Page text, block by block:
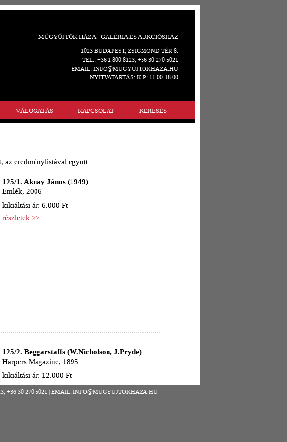
MŰGYŰJTŐK HÁZA - GALÉRIA ÉS AUKCIÓSHÁZ
1023 BUDAPEST, ZSIGMOND TÉR 8.
TEL.: +36 1 800 8123, +36 30 270 5021
EMAIL: INFO@MUGYUJTOKHAZA.HU
NYITVATARTÁS: K-P: 11.00-18.00
VÁLOGATÁS KAPCSOLAT KERESÉS
eredménylistával együtt.
125/1. Aknay János (1949)
Emlék, 2006
kikiáltási ár: 6.000 Ft
részletek >>
125/2. Beggarstaffs (W.Nicholson, J.Pryde)
Harpers Magazine, 1895
kikiáltási ár: 12.000 Ft
részletek >>
+36 30 270 5021 | EMAIL: INFO@MUGYUJTOKHAZA.HU